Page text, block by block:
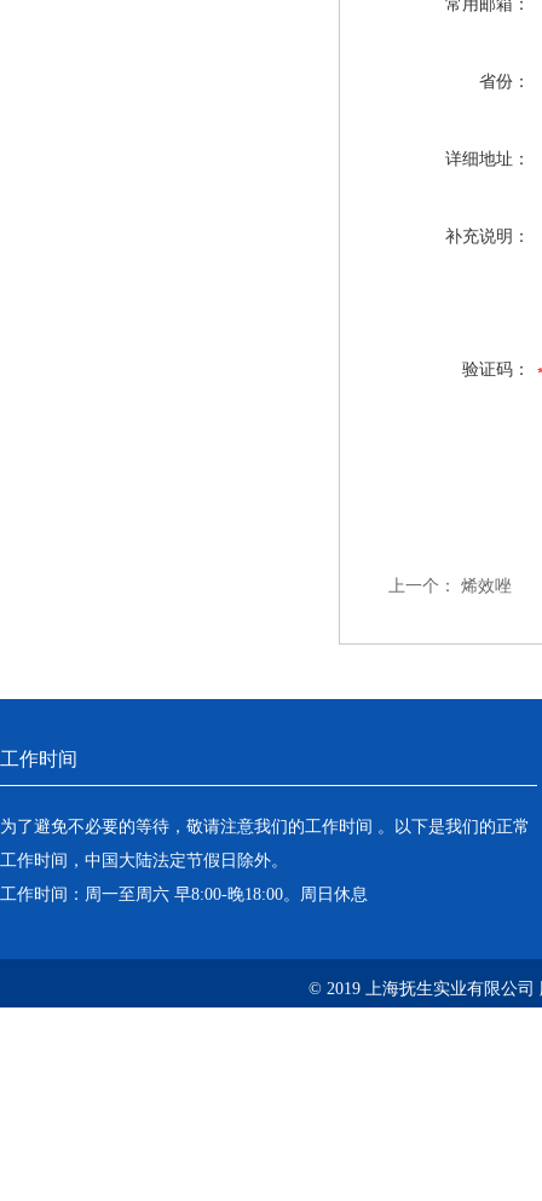
常用邮箱：
省份：
详细地址：
补充说明：
验证码：
上一个： 烯效唑
工作时间
为了避免不必要的等待，敬请注意我们的工作时间 。以下是我们的正常
工作时间，中国大陆法定节假日除外。
工作时间：周一至周六 早8:00-晚18:00。周日休息
© 2019 上海抚生实业有限公司